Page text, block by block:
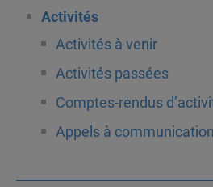
Activités
Activités à venir
Activités passées
Comptes-rendus
Appels à